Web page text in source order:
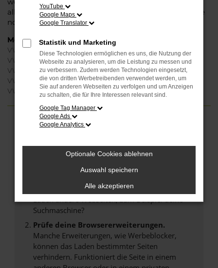
allein auf die Zulassung für einen Tag, gefahren wurde
noch nicht.
Modelle
VW Passat Variant Tageszulassung Osnabrück
VW Polo Tageszulassung Osnabrück
VW T-Cross Tageszulassung Osnabrück
VW ID.4 Tageszulassung Osnabrück
VW ID.7 Tageszulassung Osnabrück
FEHLER: NETWORK ERROR
Beim Laden ist ein Fehler aufgetreten.
Hier sind ein paar Tipps, die dir helfen können:
Internetverbindung.
Laden andere Webseiten, zum Beispiel deine
Suchmaschine?
Prüfe deine Browsererweiterungen.
Manche Erweiterungen, wie Werbeblocker,
können das Laden bestimmter Seiten
verhindern. Funktioniert die Seite in einem
YouTube
Google Maps
Google Translator
Statistik und Marketing
Diese Technologien ermöglichen es uns, die Nutzung der
Webseite zu analysieren, um die Leistung zu messen und
zu verbessern. Zudem werden Technologien eingesetzt,
die von dritten Werbetreibenden verwendet werden, um
Sie auf anderen Webseiten zu verfolgen und um Anzeigen
zu schalten, die für Ihre Interessen relevant sind.
Google Tag Manager
Google Ads
Google Analytics
Optionale Cookies ablehnen
Auswahl speichern
Alle akzeptieren